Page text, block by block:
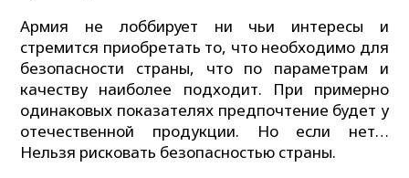
Армия не лоббирует ни чьи интересы и
стремится приобретать то, что необходимо для
безопасности страны, что по параметрам и
качеству наиболее подходит. При примерно
одинаковых показателях предпочтение будет у
отечественной продукции. Но если нет…
Нельзя рисковать безопасностью страны.